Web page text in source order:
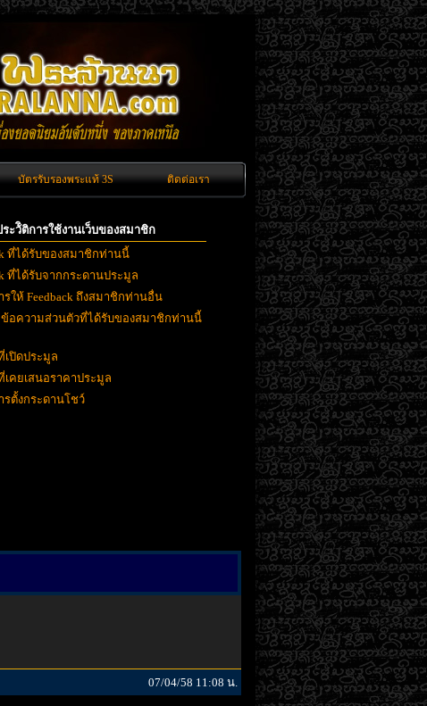
บัตรรับรองพระแท้ 3S ติดต่อเรา
ระวัิติการใช้งานเว็บของสมาชิก
ที่ได้รับของสมาชิกท่านนี้
ที่ได้รับจากกระดานประมูล
รให้ Feedback ถึงสมาชิกท่านอื่น
อความส่วนตัวที่ได้รับของสมาชิกท่านนี้
เปิดประมูล
เคยเสนอราคาประมูล
รตั้งกระดานโชว์
07/04/58 11:08 น.